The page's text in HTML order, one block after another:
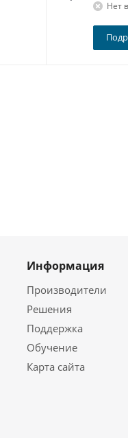
Нет
Информация
Производители
Решения
Поддержка
Обучение
Карта сайта